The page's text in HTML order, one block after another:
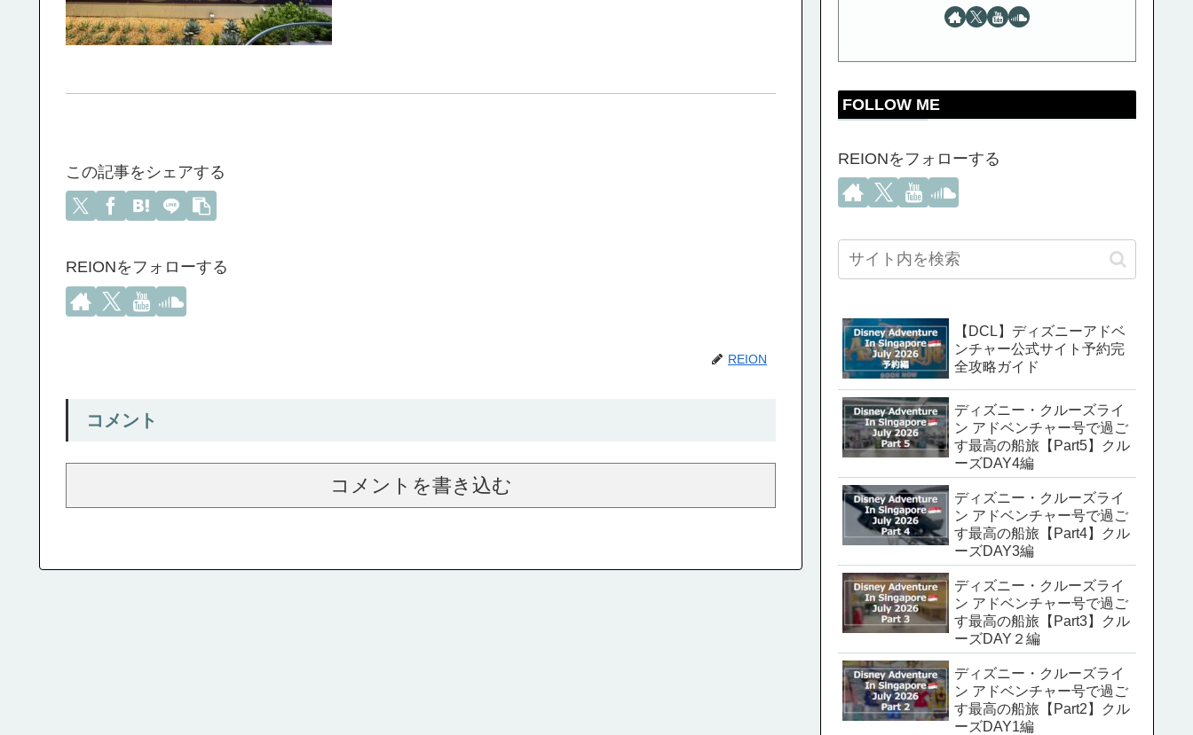
この記事をシェアする
REIONをフォローする
REION
コメント
コメントを書き込む
FOLLOW ME
REIONをフォローする
【DCL】ディズニーアドベ
ンチャー公式サイト予約完
全攻略ガイド
ディズニー・クルーズライ
ン アドベンチャー号で過ご
す最高の船旅【Part5】クル
ーズDAY4編
ディズニー・クルーズライ
ン アドベンチャー号で過ご
す最高の船旅【Part4】クル
ーズDAY3編
ディズニー・クルーズライ
ン アドベンチャー号で過ご
す最高の船旅【Part3】クル
ーズDAY２編
ディズニー・クルーズライ
ン アドベンチャー号で過ご
す最高の船旅【Part2】クル
ーズDAY1編